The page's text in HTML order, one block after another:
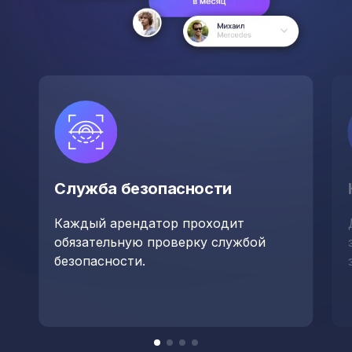
Служба безопасности
Каждый арендатор проходит
обязательную проверку службой
безопасности.
itemitem
itemitem